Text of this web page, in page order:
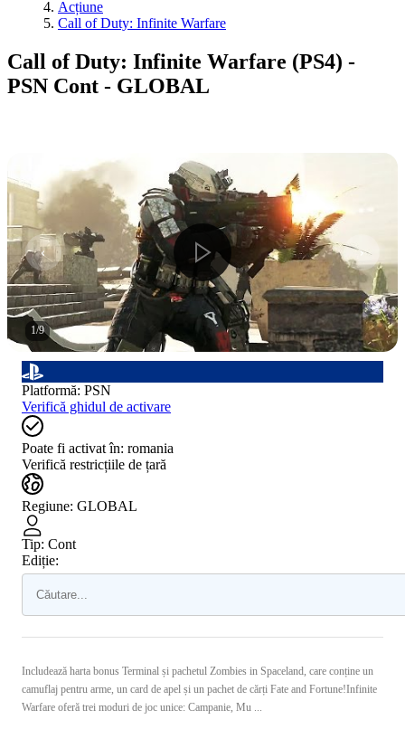
Acțiune
Call of Duty: Infinite Warfare
Call of Duty: Infinite Warfare (PS4) -
PSN Cont - GLOBAL
1/9
Platformă: PSN
Verifică ghidul de activare
Poate fi activat în: romania
Verifică restricțiile de țară
Regiune: GLOBAL
Tip: Cont
Ediție:
Includează harta bonus Terminal și pachetul Zombies in Spaceland, care conține un
camuflaj pentru arme, un card de apel și un pachet de cărți Fate and Fortune!Infinite
Warfare oferă trei moduri de joc unice: Campanie, Mu ...